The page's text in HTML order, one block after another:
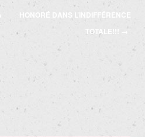
HONORÉ DANS L’INDIFFÉRENCE
TOTALE!!!
→